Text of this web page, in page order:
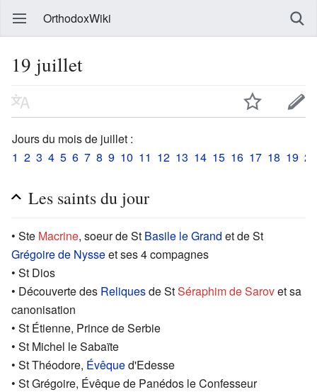
OrthodoxWiki
19 juillet
Jours du mois de juillet :
1 2 3 4 5 6 7 8 9 10 11 12 13 14 15 16 17 18 19 20
Les saints du jour
• Ste Macrine, soeur de St Basile le Grand et de St
Grégoire de Nysseet ses 4 compagnes
• St Dios
• Découverte des Reliquesde StSéraphim de Sarovet sa
canonisation
• St Étienne, Prince de Serbie
• St Michel le Sabaïte
• St Théodore, Évêqued'Edesse
• St Grégoire, Évêque de Panédos le Confesseur